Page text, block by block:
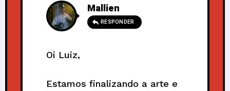
Mallien
RESPONDER
Oi Luiz,
Estamos finalizando a arte e